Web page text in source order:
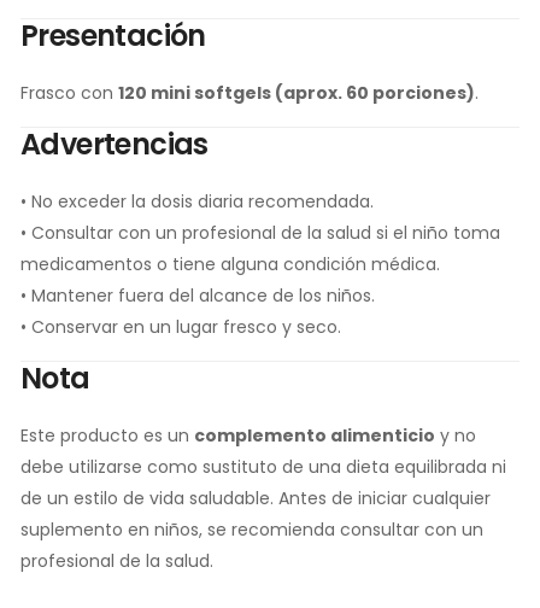
Presentación
Frasco con 120 mini softgels (aprox. 60 porciones).
Advertencias
• No exceder la dosis diaria recomendada.
• Consultar con un profesional de la salud si el niño toma
medicamentos o tiene alguna condición médica.
• Mantener fuera del alcance de los niños.
• Conservar en un lugar fresco y seco.
Nota
Este producto es un complemento alimenticio y no
debe utilizarse como sustituto de una dieta equilibrada ni
de un estilo de vida saludable. Antes de iniciar cualquier
suplemento en niños, se recomienda consultar con un
profesional de la salud.